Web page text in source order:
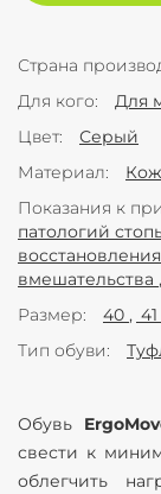
Страна
Для кого
Для
Цвет
Серый
Материал
Показания к
патологий
вмешательства
Размер
40 41
Тип обуви
Обувь
свести к
облегчить